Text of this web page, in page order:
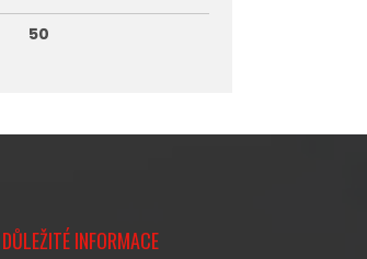
50
DŮLEŽITÉ INFORMACE